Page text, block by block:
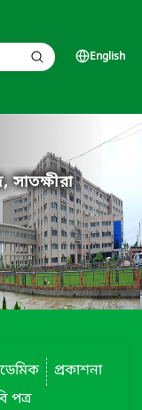
English
সাতক্ষীরা
প্রকাশনা
পত্র